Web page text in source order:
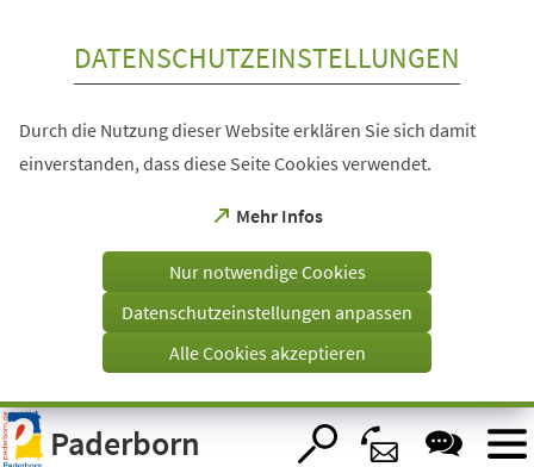
Visuelle
Assistenzsoftware
öffnen.
DATENSCHUTZEINSTELLUNGEN
Durch die Nutzung dieser Website erklären Sie sich damit
einverstanden, dass diese Seite Cookies verwendet.
Mehr Infos
(Öffnet
einem
Tab)
Nur notwendige Cookies
Datenschutzeinstellungen anpassen
Alle Cookies akzeptieren
Paderborn